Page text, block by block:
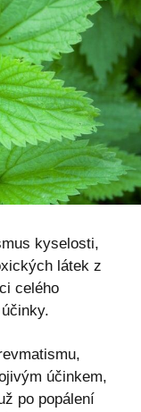
kyselosti,
látek z
celého
účinkem,
po popálení